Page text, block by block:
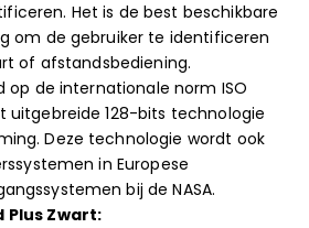
Het is de best beschikbare
om de gebruiker te identificeren
of afstandsbediening.
op de internationale norm ISO
uitgebreide 128-bits technologie
Deze technologie wordt ook
in Europese
bij de NASA.
Plus Zwart: